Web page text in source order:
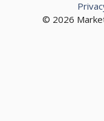
© 2026